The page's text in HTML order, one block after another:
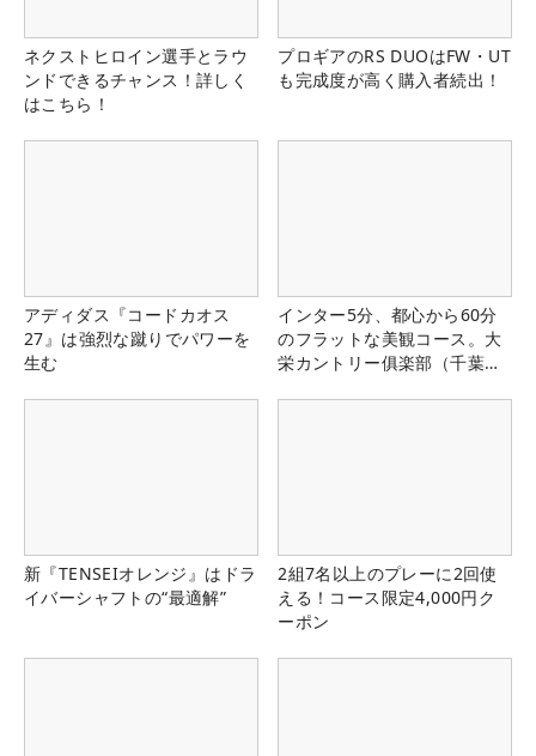
ネクストヒロイン選手とラウ
ンドできるチャンス！詳しく
はこちら！
プロギアのRS DUOはFW・UT
も完成度が高く購入者続出！
アディダス『コードカオス
27』は強烈な蹴りでパワーを
生む
インター5分、都心から60分
のフラットな美観コース。大
栄カントリー俱楽部（千葉
新『TENSEIオレンジ』はドラ
イバーシャフトの“最適解”
2組7名以上のプレーに2回使
える！コース限定4,000円ク
ーポン